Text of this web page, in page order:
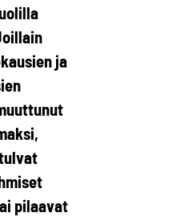
ja
pilaavat